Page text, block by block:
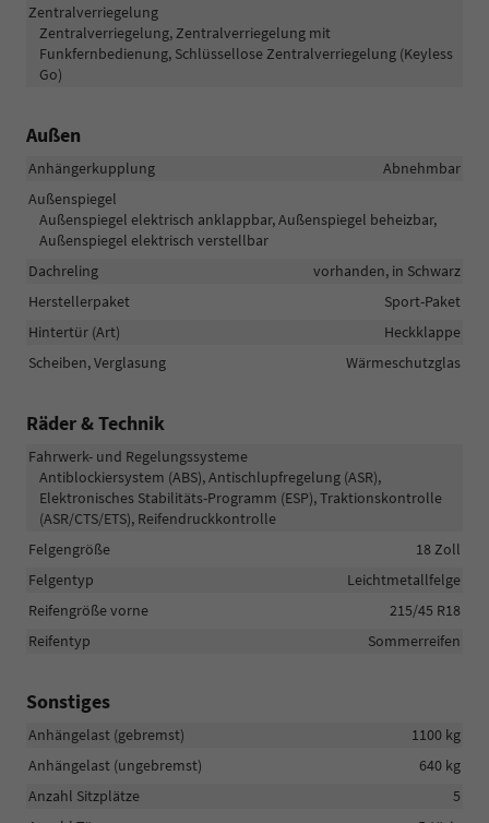
Zentralverriegelung
Zentralverriegelung, Zentralverriegelung mit
Funkfernbedienung, Schlüssellose Zentralverriegelung (Keyless
Go)
Außen
Anhängerkupplung
Abnehmbar
Außenspiegel
Außenspiegel elektrisch anklappbar, Außenspiegel beheizbar,
Außenspiegel elektrisch verstellbar
Dachreling
vorhanden, in Schwarz
Herstellerpaket
Sport-Paket
Hintertür (Art)
Heckklappe
Scheiben, Verglasung
Wärmeschutzglas
Räder & Technik
Fahrwerk- und Regelungssysteme
Antiblockiersystem (ABS), Antischlupfregelung (ASR),
Elektronisches Stabilitäts-Programm (ESP), Traktionskontrolle
(ASR/CTS/ETS), Reifendruckkontrolle
Felgengröße
18 Zoll
Felgentyp
Leichtmetallfelge
Reifengröße vorne
215/45 R18
Reifentyp
Sommerreifen
Sonstiges
Anhängelast (gebremst)
1100 kg
Anhängelast (ungebremst)
640 kg
Anzahl Sitzplätze
5